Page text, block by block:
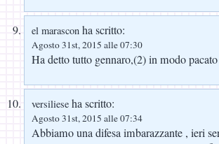
el marascon ha scritto:
Agosto 31st, 2015 alle 07:30
Ha detto tutto gennaro,(2) in modo
versiliese ha scritto:
Agosto 31st, 2015 alle 07:34
Abbiamo una difesa imbarazzante , ieri